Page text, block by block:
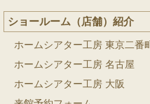
ショールーム（店舗）紹介
ホームシアター工房 東京二番町
ホームシアター工房 名古屋
ホームシアター工房 大阪